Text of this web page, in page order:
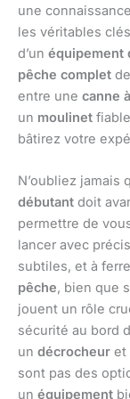
une
les véritables
d’un équipement
pêche complet
entre une canne
un moulinet
bâtirez votre
N’oubliez jamais
débutant doit
permettre de
lancer avec
subtiles, et à
pêche, bien que
jouent un rôle
sécurité au bord
un décrocheur et
sont pas des
un équipement